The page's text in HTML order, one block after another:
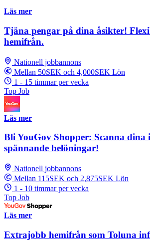
Läs mer
Tjäna pengar på dina åsikter!
hemifrån.
Nationell jobbannons
Mellan 50SEK och 4,000SEK Lön
1 - 15 timmar per vecka
Top Job
Läs mer
Bli YouGov Shopper: Scanna
spännande belöningar!
Nationell jobbannons
Mellan 115SEK och 2,875SEK Lön
1 - 10 timmar per vecka
Top Job
Läs mer
Extrajobb hemifrån som Toluna